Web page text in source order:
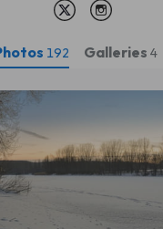
192 Galleries 4